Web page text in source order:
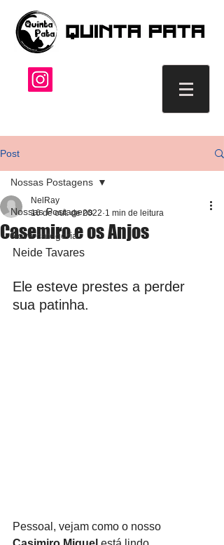
Post
Nossas Postagens
Nova categoria
Nossas Postagens
Casemiro e os Anjos
NelRay
16 de out. de 2022 1 min de leitura
Neide Tavares
Ele esteve prestes a perder
sua patinha.
Pessoal, vejam como o nosso